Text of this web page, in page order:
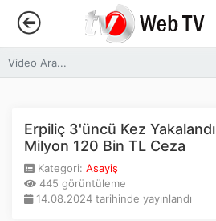
Anasayfa
Canlı Yayın
Kategoriler
Erpiliç 3'üncü Kez
Milyon 120 Bin TL Ceza
Kategori: Asayiş
445 görüntüleme
14.08.2024 tarihinde yayınlandı